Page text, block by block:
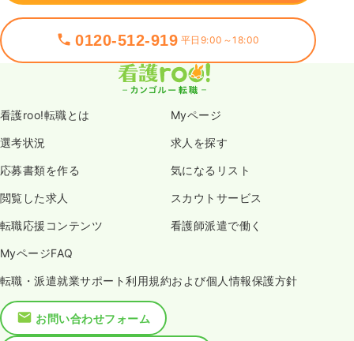
0120-512-919 平日9:00～18:00
看護roo!転職とは Myページ
選考状況 求人を探す
応募書類を作る 気になるリスト
閲覧した求人 スカウトサービス
転職応援コンテンツ 看護師派遣で働く
MyページFAQ
転職・派遣就業サポート利用規約および個人情報保護方針
お問い合わせフォーム